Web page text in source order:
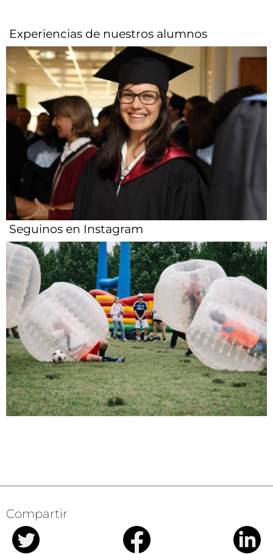
Experiencias de nuestros alumnos​
Seguinos en Instagram
Compartir